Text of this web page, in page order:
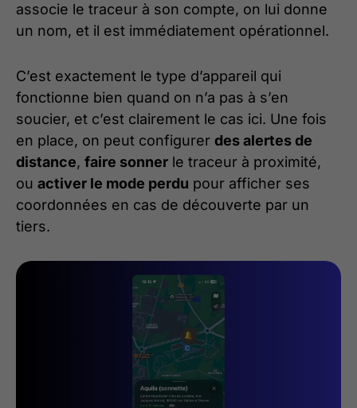
associe le traceur à son compte, on lui donne
un nom, et il est immédiatement opérationnel.
C’est exactement le type d’appareil qui
fonctionne bien quand on n’a pas à s’en
soucier, et c’est clairement le cas ici. Une fois
en place, on peut configurer des alertes de
distance, faire sonner le traceur à proximité,
ou activer le mode perdu pour afficher ses
coordonnées en cas de découverte par un
tiers.